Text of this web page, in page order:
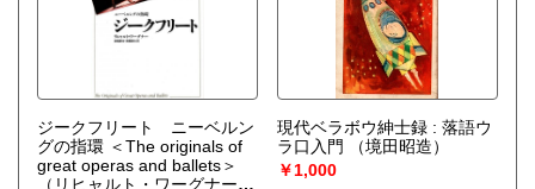
ジークフリート ニーベルン
グの指環 ＜The originals of
great operas and ballets＞
（リヒャルト・ワーグナー
現代ベラボウ紳士録 : 落語ウ
ラ口入門
（境田昭造）
￥1,000